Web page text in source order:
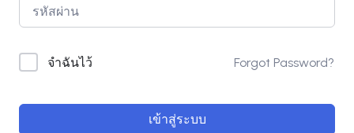
จำฉันไว้ Forgot Password?
เข้าสู่ระบบ